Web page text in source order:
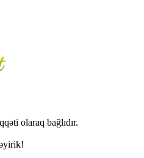
olaraq bağlıdır.